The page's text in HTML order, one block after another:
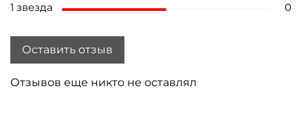
Отзывов еще никто не оставлял
1 звезда
0
Оставить отзыв